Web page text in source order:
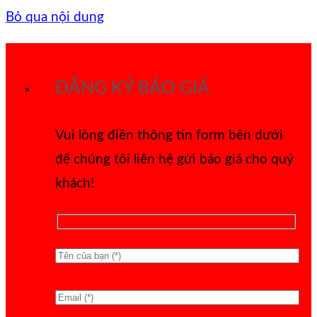
Bỏ qua nội dung
ĐĂNG KÝ BÁO GIÁ
Vui lòng điền thông tin form bên dưới
để chúng tôi liên hệ gửi báo giá cho quý
khách!